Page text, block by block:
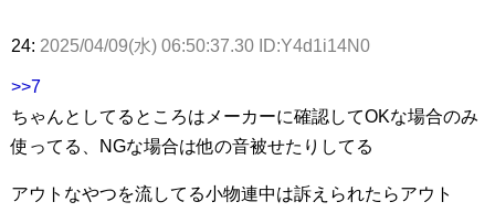
24: 2025/04/09(水) 06:50:37.30 ID:Y4d1i14N0
>>7
ちゃんとしてるところはメーカーに確認してOKな場合のみ
使ってる、NGな場合は他の音被せたりしてる
アウトなやつを流してる小物連中は訴えられたらアウト